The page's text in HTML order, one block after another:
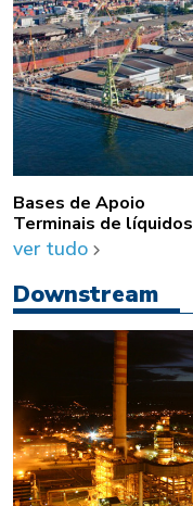
Bases de Apoio
Terminais de líquidos
ver tudo
Downstream